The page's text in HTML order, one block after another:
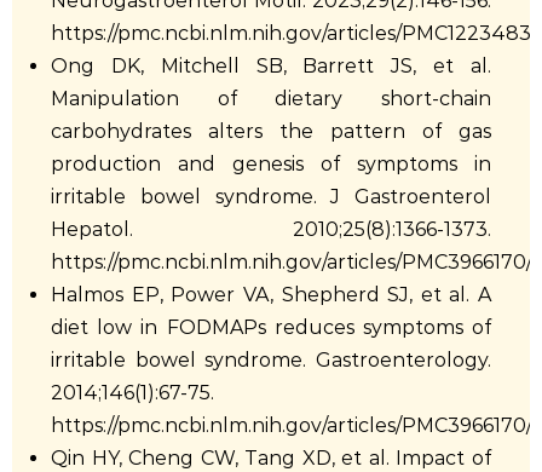
https://pmc.ncbi.nlm.nih.gov/articles/
Ong DK, Mitchell SB, Barrett JS, et al.
Manipulation of dietary short-chain
carbohydrates alters the pattern of gas
production and genesis of symptoms in
irritable bowel syndrome. J Gastroenterol
Hepatol. 2010;25(8):1366-1373.
https://pmc.ncbi.nlm.nih.gov/articles/PMC3966170/
Halmos EP, Power VA, Shepherd SJ, et al. A
diet low in FODMAPs reduces symptoms of
irritable bowel syndrome. Gastroenterology.
2014;146(1):67-75.
https://pmc.ncbi.nlm.nih.gov/articles/PMC3966170/
Qin HY, Cheng CW, Tang XD, et al. Impact of